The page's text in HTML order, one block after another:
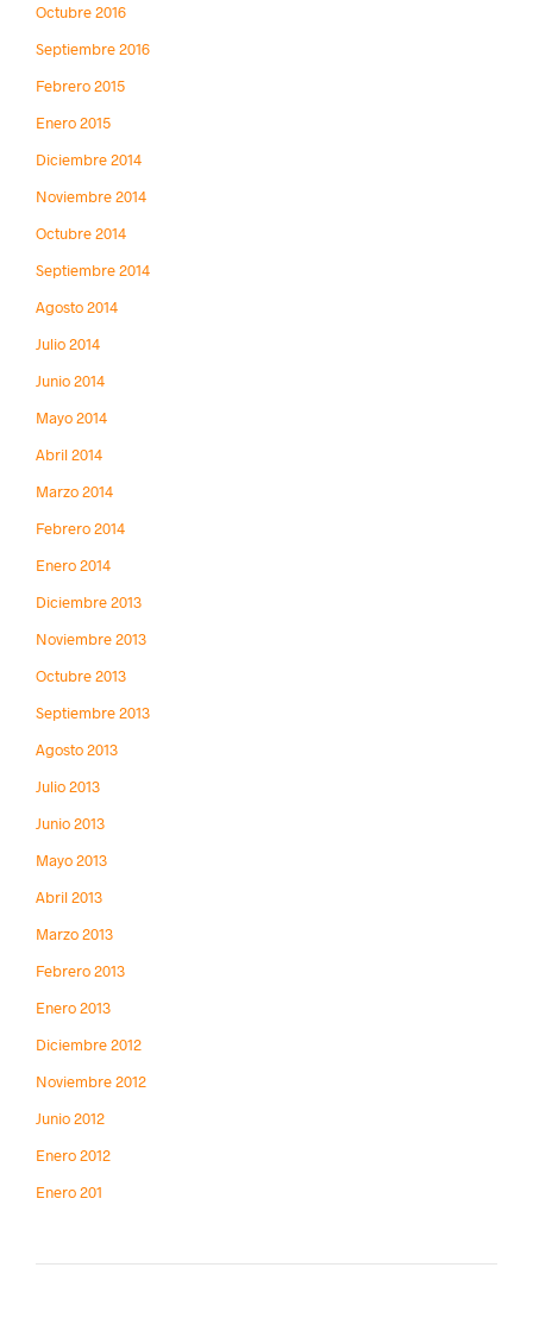
Octubre 2016
Septiembre 2016
Febrero 2015
Enero 2015
Diciembre 2014
Noviembre 2014
Octubre 2014
Septiembre 2014
Agosto 2014
Julio 2014
Junio 2014
Mayo 2014
Abril 2014
Marzo 2014
Febrero 2014
Enero 2014
Diciembre 2013
Noviembre 2013
Octubre 2013
Septiembre 2013
Agosto 2013
Julio 2013
Junio 2013
Mayo 2013
Abril 2013
Marzo 2013
Febrero 2013
Enero 2013
Diciembre 2012
Noviembre 2012
Junio 2012
Enero 2012
Enero 201